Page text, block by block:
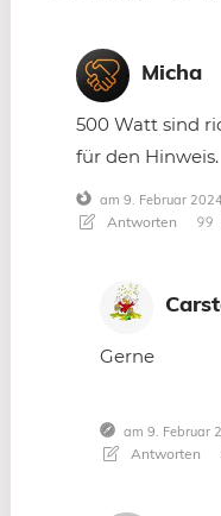
Micha
500 Watt sind
für den Hinweis.
am 9. Februar
Antworten
Gerne
am 9. Februar
Antworten